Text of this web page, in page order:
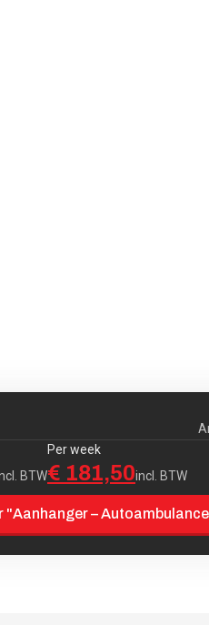
BTW
Per week
€ 181,50incl. BTW
"Aanhanger – Autoambulance